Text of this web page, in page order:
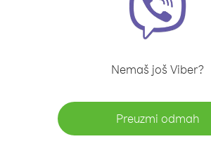
Nemaš još Viber?
Preuzmi odmah